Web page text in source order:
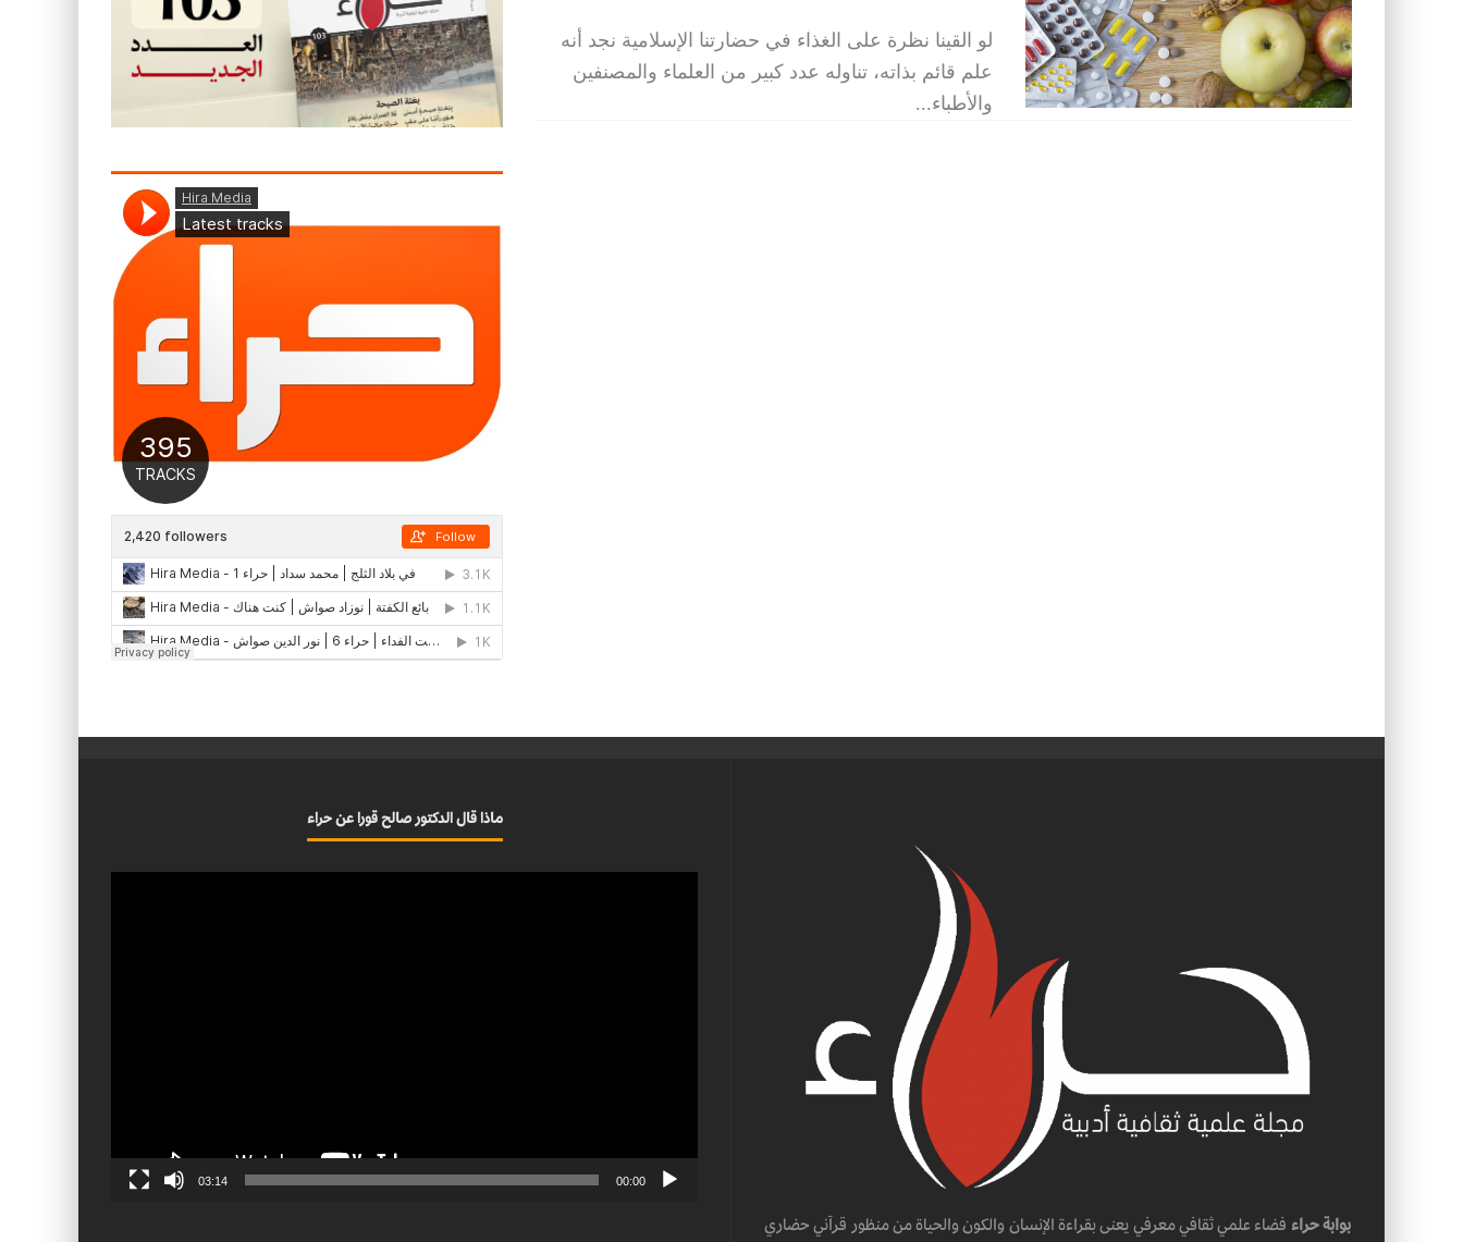
لو القينا نظرة على الغذاء في حضارتنا الإسلامية نجد أنه
علم قائم بذاته، تناوله عدد كبير من العلماء والمصنفين
والأطباء...
بوابة حراء فضاء علمي ثقافي معرفي يعنى بقراءة الإنسان والكون والحياة من منظور قرآني حضاري
ماذا قال الدكتور صالح قورا عن حراء
00:00
03:14